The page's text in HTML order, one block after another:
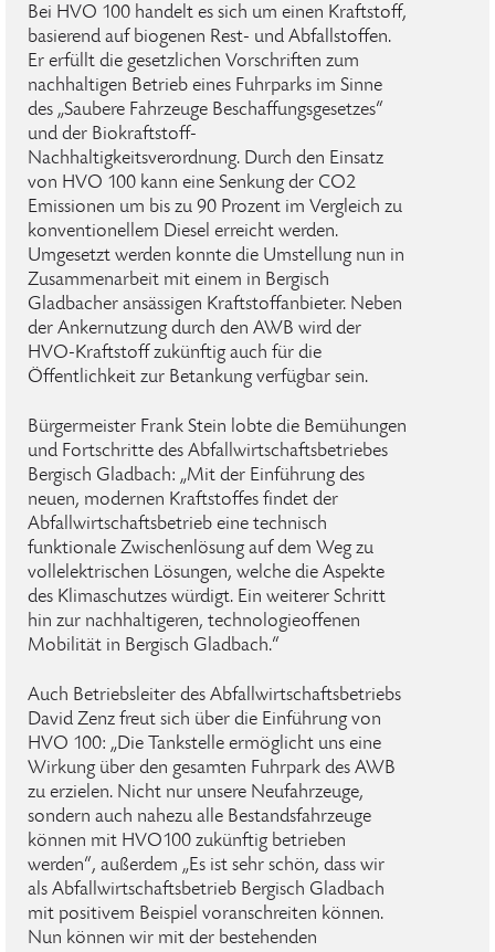
Bei HVO 100 handelt es sich um einen Kraftstoff,
basierend auf biogenen Rest- und Abfallstoffen.
Er erfüllt die gesetzlichen Vorschriften zum
nachhaltigen Betrieb eines Fuhrparks im Sinne
des „Saubere Fahrzeuge Beschaffungsgesetzes“
und der Biokraftstoff-
Nachhaltigkeitsverordnung. Durch den Einsatz
von HVO 100 kann eine Senkung der CO2
Emissionen um bis zu 90 Prozent im Vergleich zu
konventionellem Diesel erreicht werden.
Umgesetzt werden konnte die Umstellung nun in
Zusammenarbeit mit einem in Bergisch
Gladbacher ansässigen Kraftstoffanbieter. Neben
der Ankernutzung durch den AWB wird der
HVO-Kraftstoff zukünftig auch für die
Öffentlichkeit zur Betankung verfügbar sein.
Bürgermeister Frank Stein lobte die Bemühungen
und Fortschritte des Abfallwirtschaftsbetriebes
Bergisch Gladbach: „Mit der Einführung des
neuen, modernen Kraftstoffes findet der
Abfallwirtschaftsbetrieb eine technisch
funktionale Zwischenlösung auf dem Weg zu
vollelektrischen Lösungen, welche die Aspekte
des Klimaschutzes würdigt. Ein weiterer Schritt
hin zur nachhaltigeren, technologieoffenen
Mobilität in Bergisch Gladbach.“
Auch Betriebsleiter des Abfallwirtschaftsbetriebs
David Zenz freut sich über die Einführung von
HVO 100: „Die Tankstelle ermöglicht uns eine
Wirkung über den gesamten Fuhrpark des AWB
zu erzielen. Nicht nur unsere Neufahrzeuge,
sondern auch nahezu alle Bestandsfahrzeuge
können mit HVO100 zukünftig betrieben
werden“, außerdem „Es ist sehr schön, dass wir
als Abfallwirtschaftsbetrieb Bergisch Gladbach
mit positivem Beispiel voranschreiten können.
Nun können wir mit der bestehenden